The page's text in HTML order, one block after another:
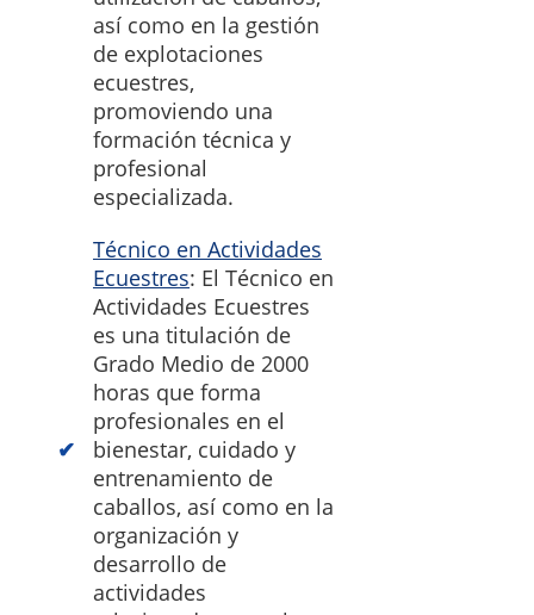
así como en la gestión
de explotaciones
ecuestres,
promoviendo una
formación técnica y
profesional
especializada.
Técnico en Actividades
Ecuestres: El Técnico en
Actividades Ecuestres
es una titulación de
Grado Medio de 2000
horas que forma
profesionales en el
bienestar, cuidado y
entrenamiento de
caballos, así como en la
organización y
desarrollo de
actividades